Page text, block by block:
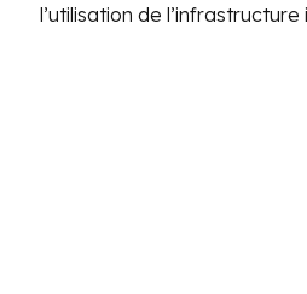
l’utilisation de l’infrastructure